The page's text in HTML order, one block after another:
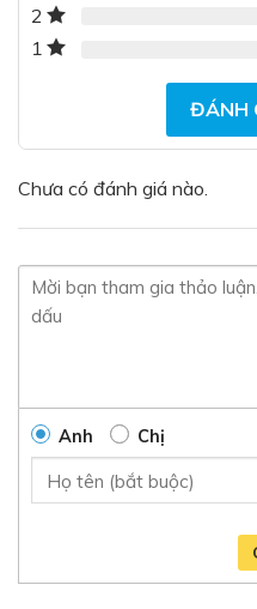
2
1
ĐÁNH
Chưa có đánh giá nào.
Anh Chị